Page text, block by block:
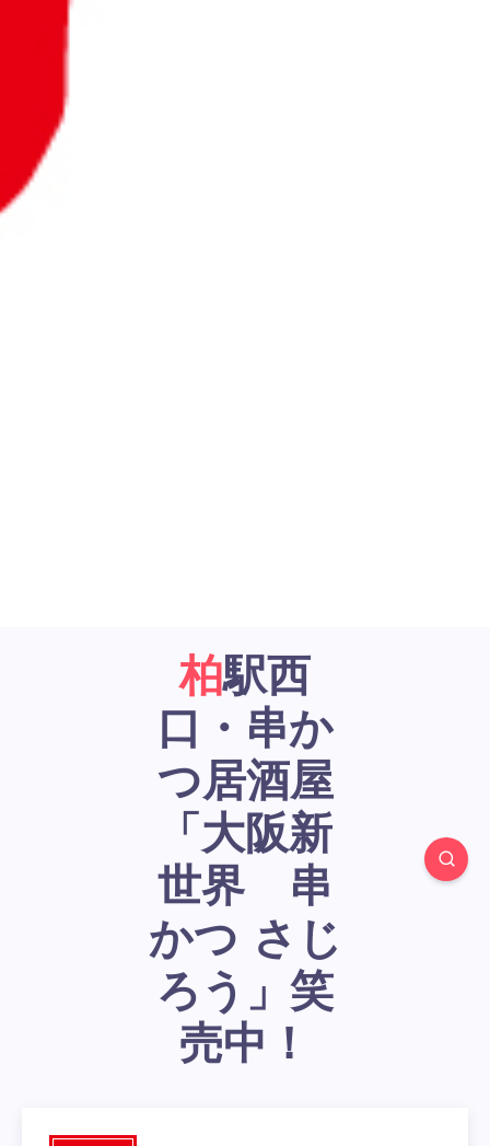
柏駅西
口・串か
つ居酒屋
「大阪新
世界 串
かつ さじ
ろう」笑
売中！